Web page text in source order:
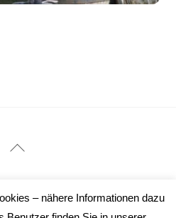
Back
– nähere Informationen dazu